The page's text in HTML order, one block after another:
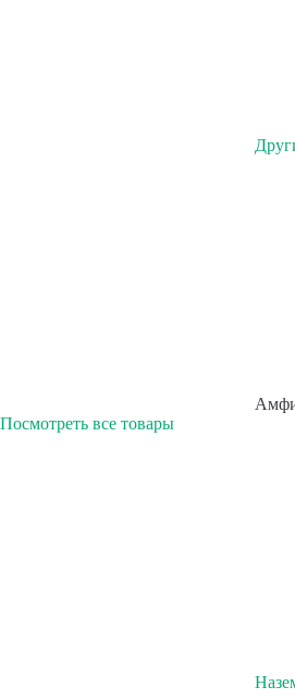
Посмотреть все товары